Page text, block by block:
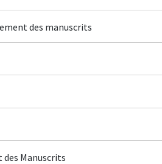
des manuscrits
Manuscrits